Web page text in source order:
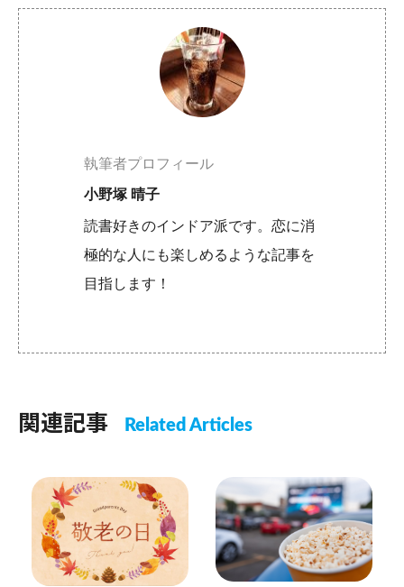
執筆者プロフィール
小野塚 晴子
読書好きのインドア派です。恋に消
極的な人にも楽しめるような記事を
目指します！
関連記事 Related Articles